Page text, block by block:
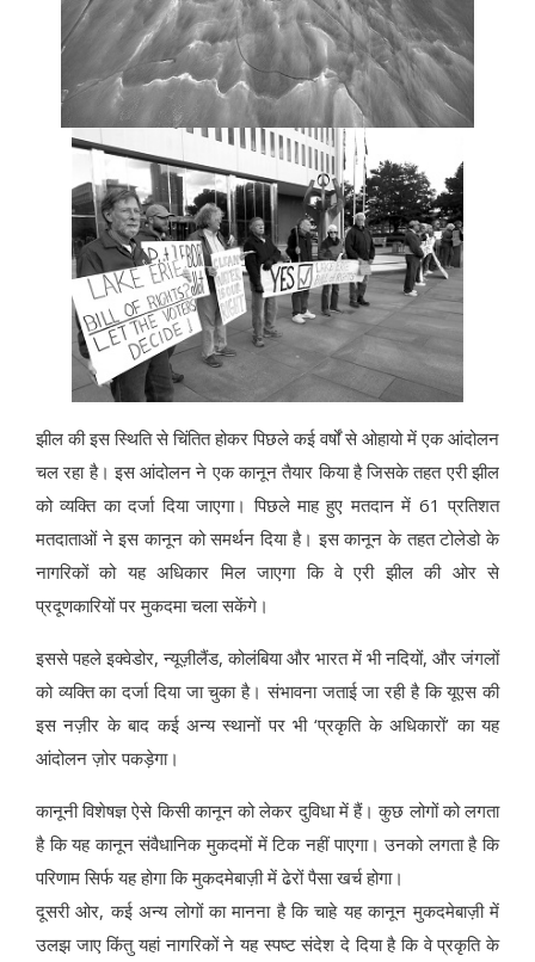
झील की इस स्थिति से चिंतित होकर पिछले कई वर्षों से ओहायो में एक आंदोलन
चल रहा है। इस आंदोलन ने एक कानून तैयार किया है जिसके तहत एरी झील
को व्यक्ति का दर्जा दिया जाएगा। पिछले माह हुए मतदान में 61 प्रतिशत
मतदाताओं ने इस कानून को समर्थन दिया है। इस कानून के तहत टोलेडो के
नागरिकों को यह अधिकार मिल जाएगा कि वे एरी झील की ओर से
प्रदूणकारियों पर मुकदमा चला सकेंगे।
इससे पहले इक्वेडोर, न्यूज़ीलैंड, कोलंबिया और भारत में भी नदियों, और जंगलों
को व्यक्ति का दर्जा दिया जा चुका है। संभावना जताई जा रही है कि यूएस की
इस नज़ीर के बाद कई अन्य स्थानों पर भी ‘प्रकृति के अधिकारों’ का यह
आंदोलन ज़ोर पकड़ेगा।
कानूनी विशेषज्ञ ऐसे किसी कानून को लेकर दुविधा में हैं। कुछ लोगों को लगता
है कि यह कानून संवैधानिक मुकदमों में टिक नहीं पाएगा। उनको लगता है कि
परिणाम सिर्फ यह होगा कि मुकदमेबाज़ी में ढेरों पैसा खर्च होगा।
दूसरी ओर, कई अन्य लोगों का मानना है कि चाहे यह कानून मुकदमेबाज़ी में
उलझ जाए किंतु यहां नागरिकों ने यह स्पष्ट संदेश दे दिया है कि वे प्रकृति के